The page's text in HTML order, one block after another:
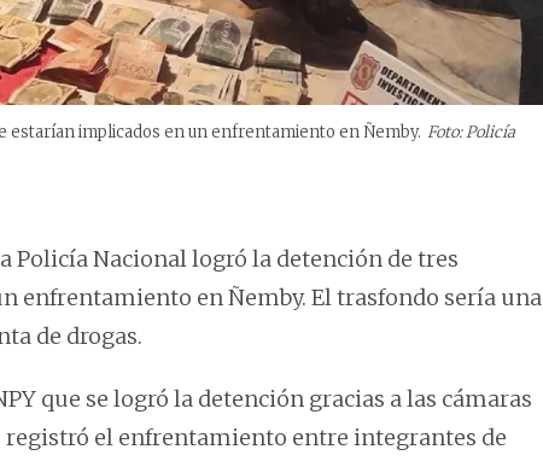
implicados en un enfrentamiento en Ñemby. Foto: Policía
Policía Nacional logró la detención de tres
enfrentamiento en Ñemby. El trasfondo sería una
de drogas.
que se logró la detención gracias a las cámaras
registró el enfrentamiento entre integrantes de